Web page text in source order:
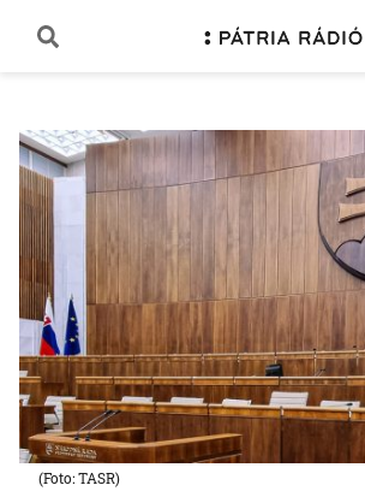
(Foto: TASR)